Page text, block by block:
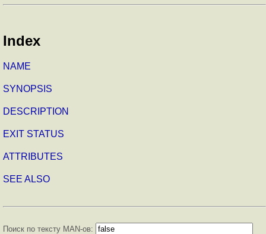
Index
NAME
SYNOPSIS
DESCRIPTION
EXIT STATUS
ATTRIBUTES
SEE ALSO
Поиск по тексту MAN-ов: